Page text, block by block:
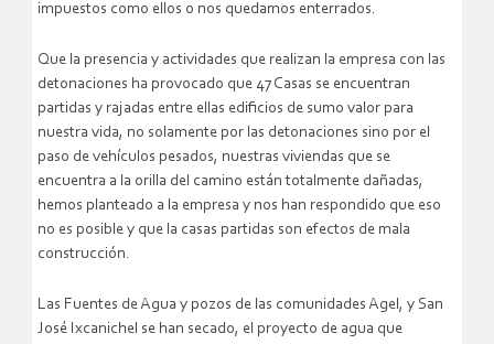
impuestos como ellos o nos quedamos enterrados.
Que la presencia y actividades que realizan la empresa con las
detonaciones ha provocado que 47 Casas se encuentran
partidas y rajadas entre ellas edificios de sumo valor para
nuestra vida, no solamente por las detonaciones sino por el
paso de vehículos pesados, nuestras viviendas que se
encuentra a la orilla del camino están totalmente dañadas,
hemos planteado a la empresa y nos han respondido que eso
no es posible y que la casas partidas son efectos de mala
construcción.
Las Fuentes de Agua y pozos de las comunidades Agel, y San
José Ixcanichel se han secado, el proyecto de agua que